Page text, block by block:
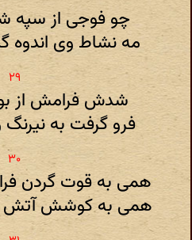
چو فوجی از سپه
مه نشاط وی
شدش فرامش از
فرو گرفت به
همی به قوت گردن
همی به کوشش آتش